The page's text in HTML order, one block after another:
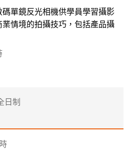
單鏡反光相機供學員學習攝影
情境的拍攝技巧，包括產品攝
日制